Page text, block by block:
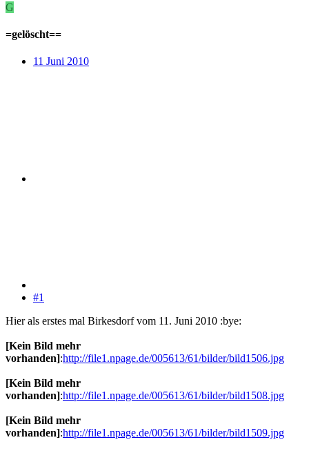
G
=gelöscht==
11 Juni 2010
#1
Hier als erstes mal Birkesdorf vom 11. Juni 2010 :bye:
[Kein Bild mehr
vorhanden]:http://file1.npage.de/005613/61/bilder/bild1506.jpg
[Kein Bild mehr
vorhanden]:http://file1.npage.de/005613/61/bilder/bild1508.jpg
[Kein Bild mehr
vorhanden]:http://file1.npage.de/005613/61/bilder/bild1509.jpg